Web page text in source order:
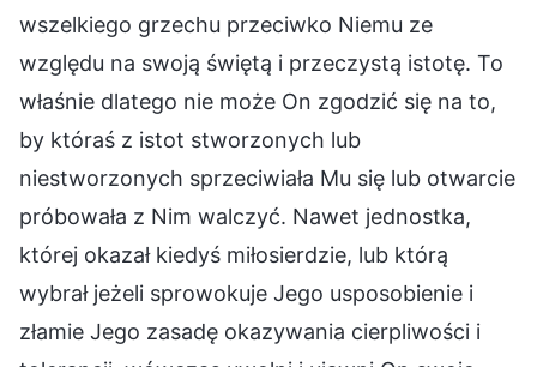
wszelkiego grzechu przeciwko Niemu ze
względu na swoją świętą i przeczystą istotę. To
właśnie dlatego nie może On zgodzić się na to,
by któraś z istot stworzonych lub
niestworzonych sprzeciwiała Mu się lub otwarcie
próbowała z Nim walczyć. Nawet jednostka,
której okazał kiedyś miłosierdzie, lub którą
wybrał jeżeli sprowokuje Jego usposobienie i
złamie Jego zasadę okazywania cierpliwości i